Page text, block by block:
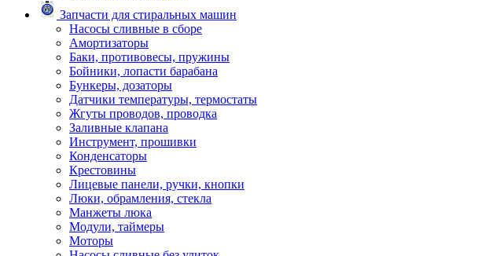
Запчасти для стиральных машин
Насосы сливные в сборе
Амортизаторы
Баки, противовесы, пружины
Бойники, лопасти барабана
Бункеры, дозаторы
Датчики температуры, термостаты
Жгуты проводов, проводка
Заливные клапана
Инструмент, прошивки
Конденсаторы
Крестовины
Лицевые панели, ручки, кнопки
Люки, обрамления, стекла
Манжеты люка
Модули, таймеры
Моторы